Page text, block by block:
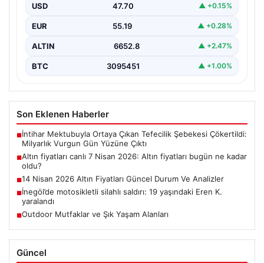
USD 47.70 ▲ +0.15%
EUR 55.19 ▲ +0.28%
ALTIN 6652.8 ▲ +2.47%
BTC 3095451 ▲ +1.00%
Son Eklenen Haberler
■İntihar Mektubuyla Ortaya Çıkan Tefecilik Şebekesi Çökertildi:
Milyarlık Vurgun Gün Yüzüne Çıktı
■Altın fiyatları canlı 7 Nisan 2026: Altın fiyatları bugün ne kadar
oldu?
■14 Nisan 2026 Altın Fiyatları Güncel Durum Ve Analizler
■İnegöl’de motosikletli silahlı saldırı: 19 yaşındaki Eren K.
yaralandı
■Outdoor Mutfaklar ve Şık Yaşam Alanları
Güncel